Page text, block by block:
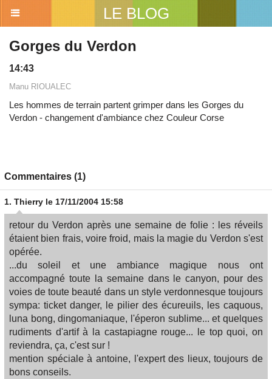
LE BLOG
Gorges du Verdon
14:43
Manu RIOUALEC
Les hommes de terrain partent grimper dans les Gorges du
Verdon - changement d'ambiance chez Couleur Corse
Commentaires (1)
1. Thierry le 17/11/2004 15:58
retour du Verdon après une semaine de folie : les réveils
étaient bien frais, voire froid, mais la magie du Verdon s'est
opérée.
...du soleil et une ambiance magique nous ont
accompagné toute la semaine dans le canyon, pour des
voies de toute beauté dans un style verdonnesque toujours
sympa: ticket danger, le pilier des écureuils, les caquous,
luna bong, dingomaniaque, l'éperon sublime... et quelques
rudiments d'artif à la castapiagne rouge... le top quoi, on
reviendra, ça, c'est sur !
mention spéciale à antoine, l'expert des lieux, toujours de
bons conseils.